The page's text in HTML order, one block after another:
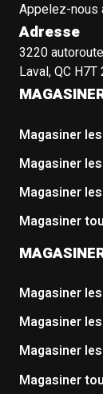
Appelez-nous
Adresse
3220
Laval, QC H7T
Magasiner
Magasiner
Magasiner
Magasiner
Magasiner
Magasiner
Magasiner
Magasiner